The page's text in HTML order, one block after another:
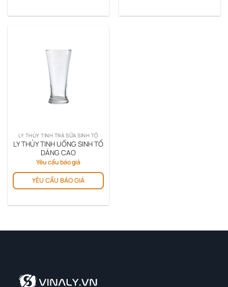
LY THỦY TINH TRÀ SỮA SINH TỐ
LY THỦY TINH UỐNG SINH TỐ
DÁNG CAO
Yêu cầu báo giá
YÊU CẦU BÁO GIÁ